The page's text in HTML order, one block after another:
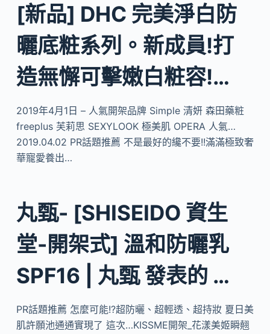
[新品] DHC 完美淨白防
曬底粧系列。新成員!打
造無懈可擊嫩白粧容!…
2019年4月1日 – 人氣開架品牌 Simple 清妍 森田藥粧
freeplus 芙莉思 SEXYLOOK 極美肌 OPERA 人氣…
2019.04.02 PR話題推薦 不是最好的纔不要!!滿滿極致奢
華寵愛養出…
丸甄- [SHISEIDO 資生
堂-開架式] 溫和防曬乳
SPF16 | 丸甄 發表的 …
PR話題推薦 怎麼可能!?超防曬、超輕透、超持妝 夏日美
肌許願池通通實現了 這次…KISSME開架_花漾美姬瞬翹